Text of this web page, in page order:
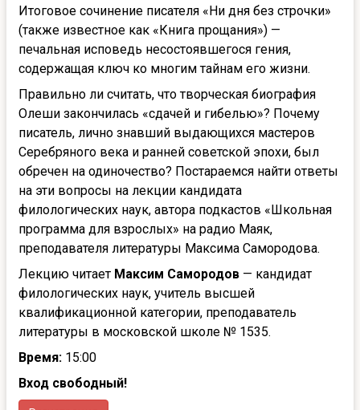
Итоговое сочинение писателя «Ни дня без строчки»
(также известное как «Книга прощания») —
печальная исповедь несостоявшегося гения,
содержащая ключ ко многим тайнам его жизни.
Правильно ли считать, что творческая биография
Олеши закончилась «сдачей и гибелью»? Почему
писатель, лично знавший выдающихся мастеров
Серебряного века и ранней советской эпохи, был
обречен на одиночество? Постараемся найти ответы
на эти вопросы на лекции кандидата
филологических наук, автора подкастов «Школьная
программа для взрослых» на радио Маяк,
преподавателя литературы Максима Самородова.
Лекцию читает Максим Самородов — кандидат
филологических наук, учитель высшей
квалификационной категории, преподаватель
литературы в московской школе № 1535.
Время: 15:00
Вход свободный!